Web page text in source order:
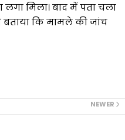
मिला। बाद में पता चला
बताया कि मामले की जांच
NEWER